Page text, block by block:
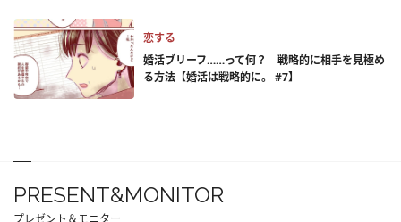
恋する
婚活ブリーフ……って何？ 戦略的に相手を見極め
る方法【婚活は戦略的に。 #7】
PRESENT&MONITOR
プレゼント＆モニター